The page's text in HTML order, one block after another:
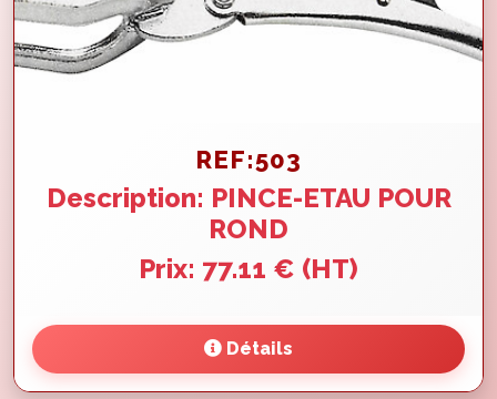
REF:503
Description: PINCE-ETAU POUR
ROND
Prix: 77.11 € (HT)
Détails